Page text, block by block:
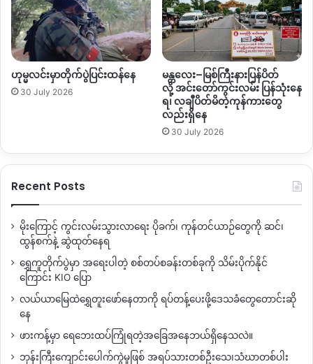
Copy URL
ဟုမ္မလင်းမှာတိုက်ပွဲပြင်းထန်နေ
30 July 2026
မန္တလေး–မြစ်ကြီးနားပြန်ပိတ်
လို့ အင်းတော်ကွင်းလမ်း ပြန်သုံးနေ
ရ၊ လချီပိတ်မိတဲ့ကုန်ကားတွေ
လည်းရှိနေ
30 July 2026
Recent Posts
မိုးကြောင့် ကွင်းလမ်းသွားလာရေး ပိုခက်၊ ကုန်တင်ယာဉ်တွေကို ဆင်၊
ထွန်စက်နဲ့ ဆွဲထုတ်နေရ
ရွှေကူတိုက်ပွဲမှာ အရေးပါတဲ့ စစ်တပ်စခန်းတစ်ခုကို သိမ်းပိုက်နိုင်
ကြောင်း KIO ပြော
လယ်ယာမြေထဲရွှေတူးဖော်နေတာကို ရပ်တန့်ပေးဖို့ဒေသခံတွေတောင်းဆို
နေ
ဖားကန့်မှာ ရေဘေးထပ်ကြုံရတဲ့အခြေအနေဘယ်ရှိနေသလဲ။
ဘုန်းကြီးကျောင်းပေါက်ကွဲမှုဖြစ် အရပ်သားတစ်ဦးသေ၊သံဃာတစ်ပါး